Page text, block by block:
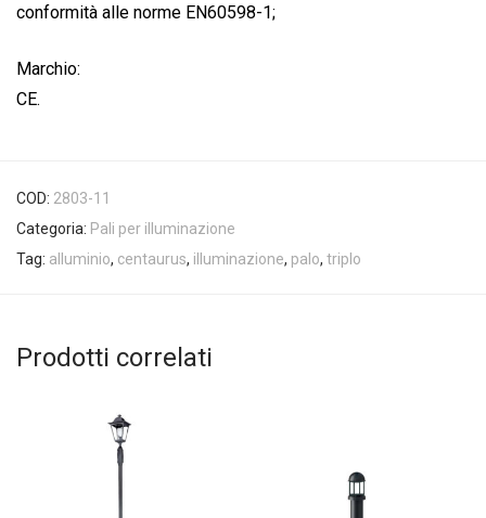
conformità alle norme EN60598-1;
Marchio:
CE.
COD: 2803-11
Categoria: Pali per illuminazione
Tag: alluminio, centaurus, illuminazione, palo, triplo
Prodotti correlati